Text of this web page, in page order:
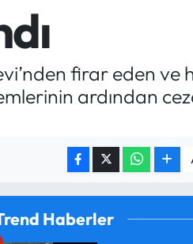
firar eden ve
ardından
Haberler